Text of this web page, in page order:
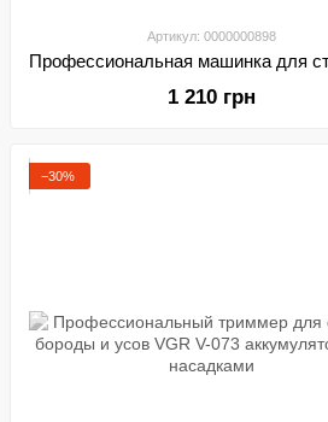
Артикул: 0000000898
1 210 грн
−30%